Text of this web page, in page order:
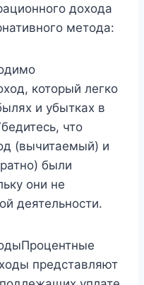
дохода
метода:
который легко
и убытках в
что
(вычитаемый) и
были
они не
деятельности.
представляют